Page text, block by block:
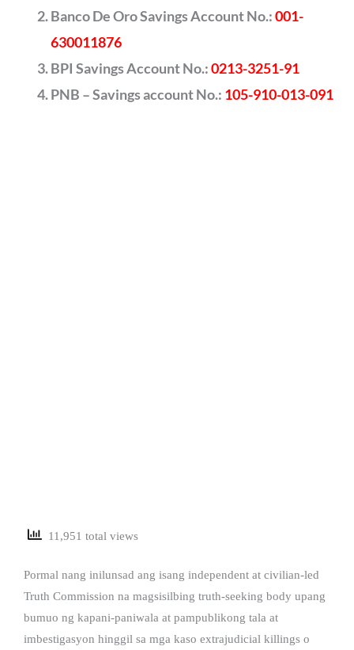
Banco De Oro Savings Account No.:001-
630011876
BPI Savings Account No.:0213-3251-91
PNB – Savings account No.: 105-910-013-091
11,951 total views
Pormal nang inilunsad ang isang independent at civilian-led
Truth Commission na magsisilbing truth-seeking body upang
bumuo ng kapani-paniwala at pampublikong tala at
imbestigasyon hinggil sa mga kaso extrajudicial killings o